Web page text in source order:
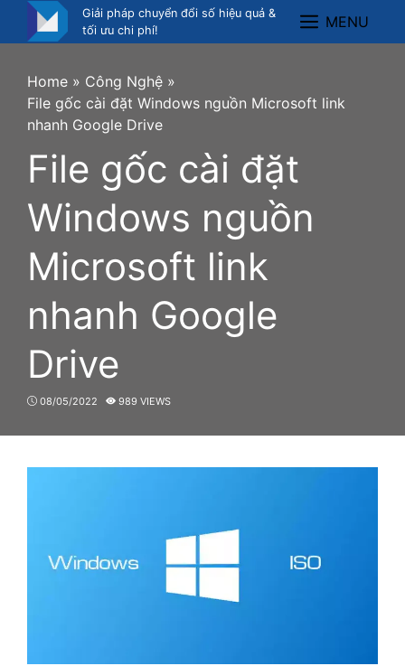
Giải pháp chuyển đổi số hiệu quả &
tối ưu chi phí!
Menu
MENU
Home » Công Nghệ »
File gốc cài đặt Windows nguồn Microsoft link
nhanh Google Drive
File gốc cài đặt
Windows nguồn
Microsoft link
nhanh Google
Drive
08/05/2022 989 VIEWS